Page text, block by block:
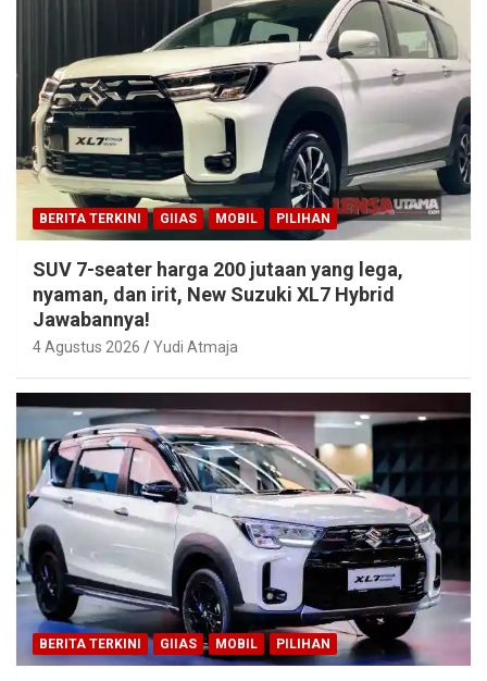
BERITA TERKINI GIIAS MOBIL PILIHAN
SUV 7-seater harga 200 jutaan yang lega,
nyaman, dan irit, New Suzuki XL7 Hybrid
Jawabannya!
4 Agustus 2026 Yudi Atmaja
BERITA TERKINI GIIAS MOBIL PILIHAN